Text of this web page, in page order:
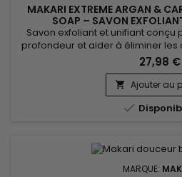
MAKARI EXTREME ARGAN &
SOAP – SAVON
Savon exfoliant et unifiant conçu
profondeur et aider à éliminer les
Extreme Argan & Carrot Oil
améliorer l’apparence d’un teint
peau visiblement plus fraîche et
d’argan et en huile de
27,98 €
 Ajouter au

MARQUE: